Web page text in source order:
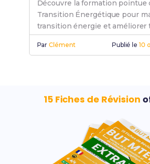
Découvre la formation pointue
Transition Énergétique pour
transition énergie et améliorer
efficacité énergétique.
avenir durable.
ParClément Publié le 10
15 Fiches de Révision